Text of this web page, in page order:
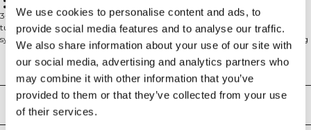
We use cookies to personalise content and ads, to
provide social media features and to analyse our traffic.
We also share information about your use of our site with
our social media, advertising and analytics partners who
may combine it with other information that you’ve
provided to them or that they’ve collected from your use
of their services.
3-pack
3-pack stringtrosor som passar lika bra för träning som till vardags. Det
tunna materialet gör dem nästan osynliga under kläderna och minimerar
synliga troskanter. Mjukt och bekvämt material som andas bra och håller dig
sval hela dagen. Nästan osynliga under kläder med optimal andningsförmåga
och bekväm passform. Passar både träning och vardag. Tips! Använd
tvättpåse vid tvätt för att minska risken för onödigt slitage. 70% Nylon, 30%
Elastan.
Tekniska aspekter
Leverans & returer